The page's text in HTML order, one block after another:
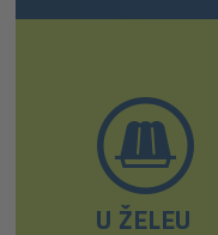
U ŽELEU